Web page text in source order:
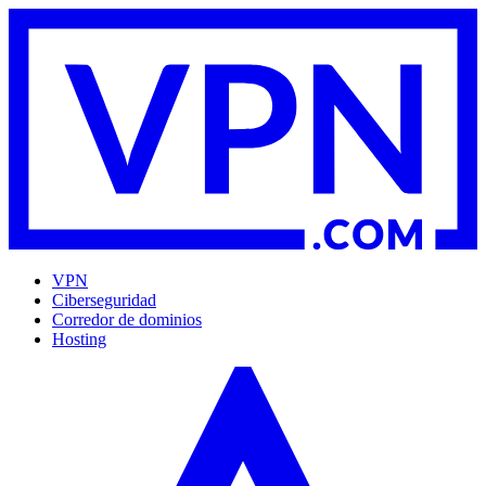
VPN
Ciberseguridad
Corredor de dominios
Hosting